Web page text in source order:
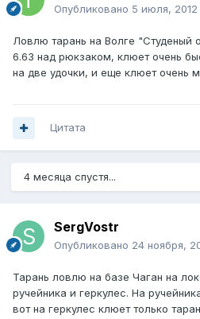
Опубликовано 5 июля, 2012
Ловлю тарань на Волге "Студеный
6.63 над рюкзаком, клюет очень
на две удочки, и еще клюет очень
Цитата
4 месяца спустя...
SergVostr
Опубликовано 24 ноября,
Тарань ловлю на базе Чаган на
ручейника и геркулес. На
вот на геркулес клюет только